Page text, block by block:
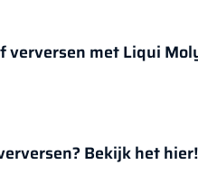
met Liqui
Bekijk het hier!